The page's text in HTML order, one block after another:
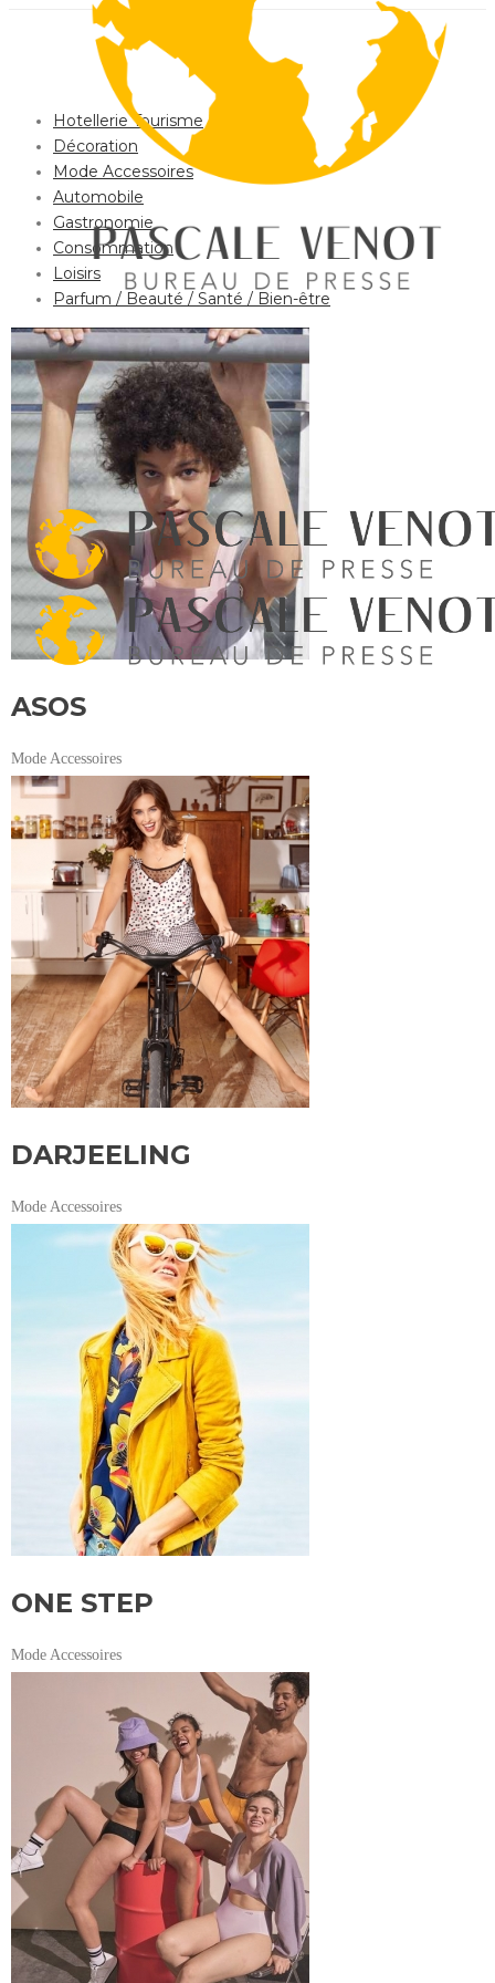
Hotellerie Tourisme
Décoration
Mode Accessoires
Automobile
Gastronomie
Consommation
Loisirs
Parfum / Beauté / Santé / Bien-être
ASOS
Mode Accessoires
DARJEELING
Mode Accessoires
ONE STEP
Mode Accessoires